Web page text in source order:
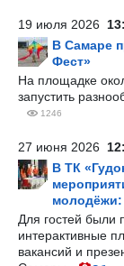
19 июля 2026
В Самаре
Фест»
На площадке
запустить
1246
27 июня 2026
В ТК
Для гостей были
интерактивные
вакансий и